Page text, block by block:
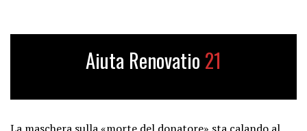
Aiuta Renovatio 21